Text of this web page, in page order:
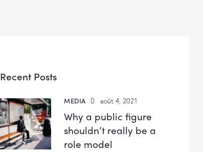
Recent Posts
MEDIA août 4, 2021
Why a public figure
shouldn’t really be a
role model